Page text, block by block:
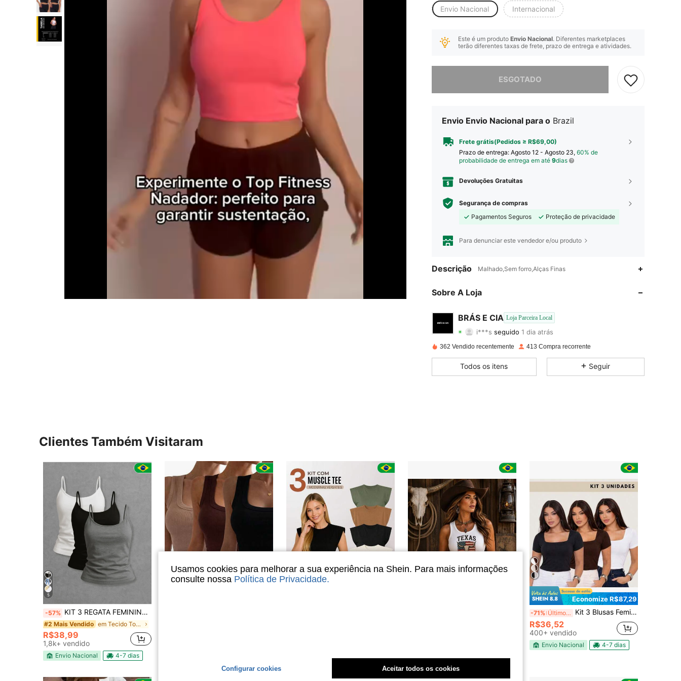
Envio Nacional Internacional
Este é um produto Envio Nacional. Diferentes marketplaces
terão diferentes taxas de frete, prazo de entrega e atividades.
ESGOTADO
Envio Envio Nacional para o Brazil
Frete grátis(Pedidos ≥ R$69,00)
Prazo de entrega: Agosto 12 - Agosto 23, 60% de
probabilidade de entrega em até 9dias
Devoluções Gratuitas
Segurança de compras
Pagamentos Seguros
Proteção de privacidade
Para denunciar este vendedor e/ou produto
Descrição Malhado,Sem forro,Alças Finas
Sobre A Loja
BRÁS E CIA Loja Parceira Local
4,81
4,81
192
seguido1 dia atrás
4,81 Classificação 192Itens
4,81 192 1.4K
4,81 192 1.4K
362 Vendido recentemente 413 Compra recorrente
Todos os itens Seguir
Clientes Também Visitaram
5
-57% KIT 3 REGATA FEMININO DE ALCINHA FINA BLOGUEIRA
#2 Mais Vendido em Tecido Tops Femininos
R$38,99
1,8k+ vendido
Envio Nacional 4-7 dias
Economize R$87,29
-71% Últimos 3 dias Kit 3 Blusas Femininas Básicas Baby Look Blusinha Decote Quadrado Manga Curta Cropped Suplex Com Forro Modeladora Casual Versátil Blogueira
R$36,52
400+ vendido
Envio Nacional 4-7 dias
Usamos cookies para melhorar a sua experiência na Shein. Para mais informações
consulte nossa Política de Privacidade.
Configurar cookies Aceitar todos os cookies